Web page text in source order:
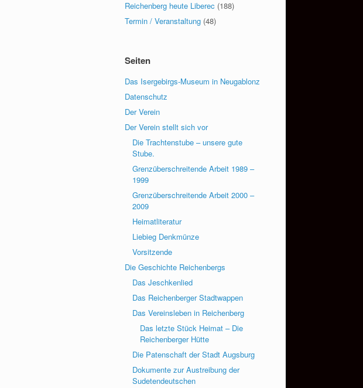
Reichenberg heute Liberec (188)
Termin / Veranstaltung (48)
Seiten
Das Isergebirgs-Museum in Neugablonz
Datenschutz
Der Verein
Der Verein stellt sich vor
Die Trachtenstube – unsere gute
Stube.
Grenzüberschreitende Arbeit 1989 –
1999
Grenzüberschreitende Arbeit 2000 –
2009
Heimatliteratur
Liebieg Denkmünze
Vorsitzende
Die Geschichte Reichenbergs
Das Jeschkenlied
Das Reichenberger Stadtwappen
Das Vereinsleben in Reichenberg
Das letzte Stück Heimat – Die
Reichenberger Hütte
Die Patenschaft der Stadt Augsburg
Dokumente zur Austreibung der
Sudetendeutschen